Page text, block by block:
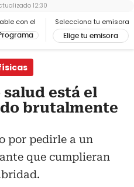
con el Selecciona tu emisora
Elige tu emisora
12:30
salud está el
brutalmente
por pedirle a un
que cumplieran